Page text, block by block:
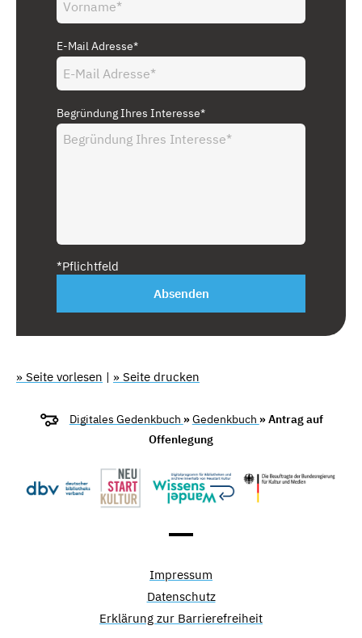
E-Mail Adresse*
Begründung Ihres Interesse*
*Pflichtfeld
Absenden
» Seite vorlesen | » Seite drucken
Digitales Gedenkbuch »Gedenkbuch » Antrag auf
Offenlegung
Impressum
Datenschutz
Erklärung zur Barrierefreiheit